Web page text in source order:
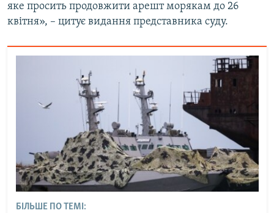
яке просить продовжити арешт морякам до 26
квітня», – цитує видання представника суду.
БІЛЬШЕ ПО ТЕМІ: